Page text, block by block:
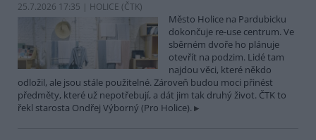
25.7.2026 17:35 | HOLICE (ČTK)
Město Holice na Pardubicku
dokončuje re-use centrum. Ve
sběrném dvoře ho plánuje
otevřít na podzim. Lidé tam
najdou věci, které někdo
odložil, ale jsou stále použitelné. Zároveň budou moci přinést
předměty, které už nepotřebují, a dát jim tak druhý život. ČTK to
řekl starosta Ondřej Výborný (Pro Holice).